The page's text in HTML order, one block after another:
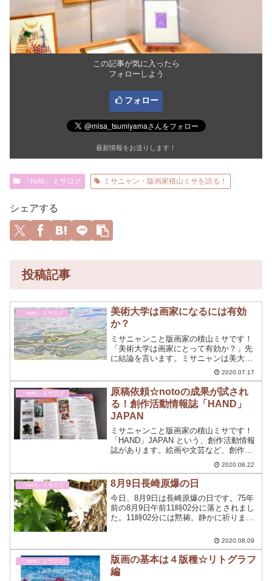
この記事が気に入ったら
フォローしよう
フォロー
最新情報をお送りします！
「noto」ミサログ ミサニャン・版画家積山ミサを語る！
シェアする
投稿記事
「noto」ミサログ
美術大学は画家になるには有効
か？
ミサニャンこと版画家の積山ミサです！
「美術大学は画家にとって有効か？」先
に結論を言います。ミサニャンは美大に
行かなくても画家になりました。有効に
するもしないもあなた次第なのです！
2020.07.17
「noto」ミサログ
原稿依頼☆notoの成果が試され
る！創作活動情報誌「HAND」
JAPAN
ミサニャンこと版画家の積山ミサです！
「HAND」JAPAN という、創作活動情報
誌があります。絵画や文芸など、創作活
動に携わる方のための同人誌です。2020.08.22
「noto」ミサログ 8月9日長崎原爆の日
今日、8月9日は長崎原爆の日です。75年
前の8月9日午前11時02分に落とされまし
た。11時02分には黙祷。静かに祈りま
2020.08.09
「noto」ミサログ
版画の基本は４版種☆リトグラフ
編